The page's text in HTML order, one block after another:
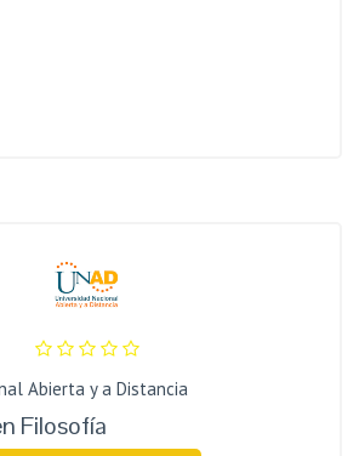
Abierta y a Distancia
Filosofía